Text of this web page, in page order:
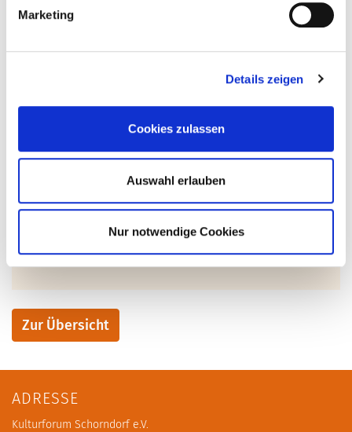
Marketing
Details zeigen
Cookies zulassen
Auswahl erlauben
Nur notwendige Cookies
LOCATION
Q Galerie für Kunst Schorndorf
ANMELDUNG
Der Eintritt ist frei. Wir bitten Anmeldung
bis zum 26. Januar unter
Zur Übersicht
ADRESSE
Kulturforum Schorndorf e.V.